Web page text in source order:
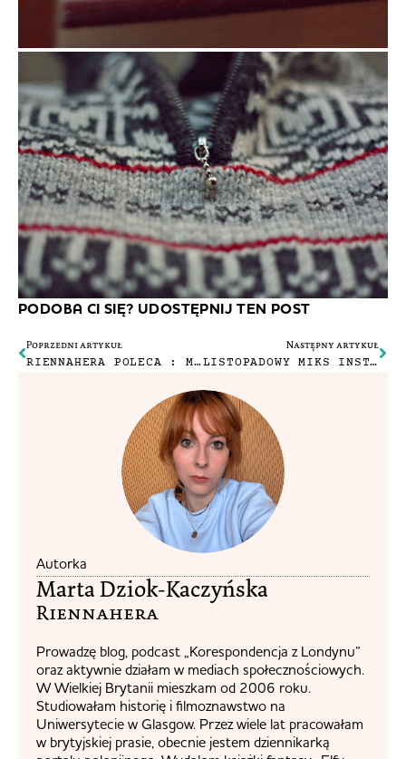
PODOBA CI SIĘ? UDOSTĘPNIJ TEN POST
Poprzedni artykuł
RIENNAHERA POLECA : MOJE ULUBIONE KOSMETYKI #1
Następny artykuł
LISTOPADOWY MIKS INSTAGRAMOWY
Autorka
Marta Dziok-Kaczyńska
Riennahera​
Prowadzę blog, podcast „Korespondencja z Londynu”
oraz aktywnie działam w mediach społecznościowych.
W Wielkiej Brytanii mieszkam od 2006 roku.
Studiowałam historię i filmoznawstwo na
Uniwersytecie w Glasgow. Przez wiele lat pracowałam
w brytyjskiej prasie, obecnie jestem dziennikarką